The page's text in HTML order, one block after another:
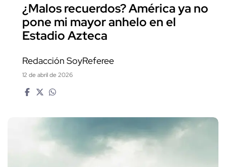
¿Malos recuerdos? América ya no
pone mi mayor anhelo en el
Estadio Azteca
Redacción SoyReferee
12 de abril de 2026